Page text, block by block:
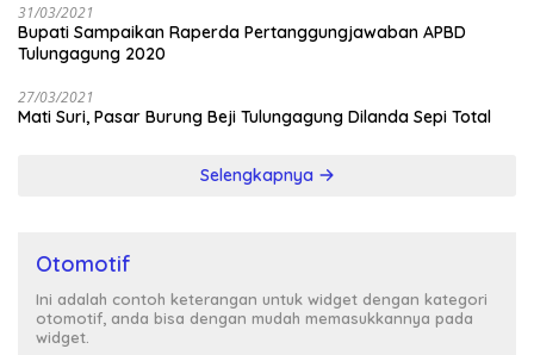
31/03/2021
Bupati Sampaikan Raperda Pertanggungjawaban APBD
Tulungagung 2020
27/03/2021
Mati Suri, Pasar Burung Beji Tulungagung Dilanda Sepi Total
Selengkapnya
Otomotif
Ini adalah contoh keterangan untuk widget dengan kategori
otomotif, anda bisa dengan mudah memasukkannya pada
widget.